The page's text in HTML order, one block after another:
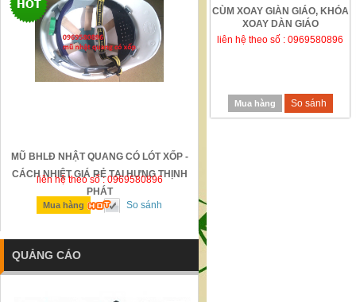
CÙM XOAY GIÀN GIÁO, KHÓA
XOAY DÀN GIÁO
liên hệ theo số : 0969580896
Mua hàng So sánh
MŨ BHLĐ NHẬT QUANG CÓ LÓT XỐP -
CÁCH NHIỆT GIÁ RẺ TẠI HƯNG THỊNH
PHÁT
liên hệ theo số : 0969580896
Mua hàng So sánh
QUẢNG CÁO